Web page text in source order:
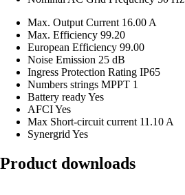
Max. Output Current 16.00 A
Max. Efficiency 99.20
European Efficiency 99.00
Noise Emission 25 dB
Ingress Protection Rating IP65
Numbers strings MPPT 1
Battery readyYes
AFCIYes
Max Short-circuit current 11.10 A
Synergrid Yes
Product downloads